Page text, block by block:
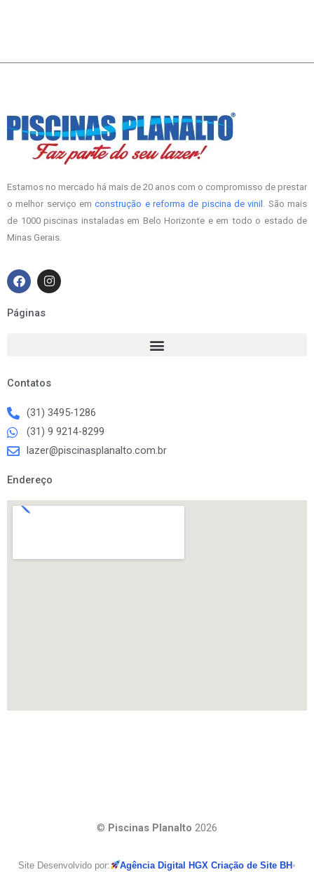
Estamos no mercado há mais de 20 anos com o compromisso de prestar
o melhor serviço emconstrução e reforma de piscina de vinil . São mais
de 1000 piscinas instaladas em Belo Horizonte e em todo o estado de
Minas Gerais.
F
a
c
e
b
I
n
s
Páginas
Contatos
(31) 3495-1286
(31) 9 9214-8299
lazer@piscinasplanalto.com.br
Endereço
© Piscinas Planalto 2026
Site Desenvolvido por: Agência Digital HGX Criação de Site BH •